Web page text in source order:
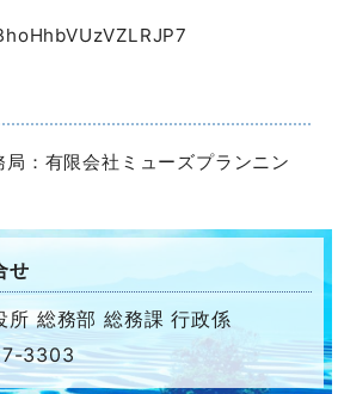
：有限会社ミューズプランニン
せ
所 総務部 総務課 行政係
3303